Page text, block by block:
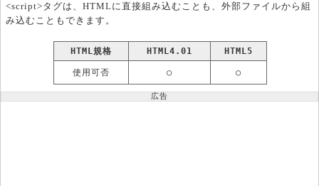
<script>タグは、HTMLに直接組み込むことも、外部ファイルから組
み込むこともできます。
HTML規格 HTML4.01 HTML5
使用可否 ○ ○
広告